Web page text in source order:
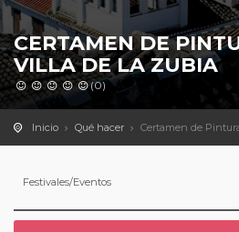
CERTAMEN DE
VILLA DE LA ZUBIA
(0)
Inicio Qué hacer Certamen de
Festivales/Eventos